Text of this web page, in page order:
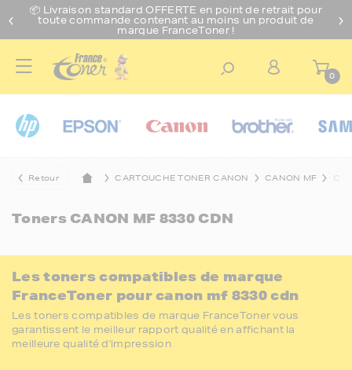
📦 Livraison standard OFFERTE en point de retrait pour
toute commande contenant au moins un produit de
marque FranceToner !
0
Retour CARTOUCHE TONER CANON CANON MF
Toners CANON MF 8330 CDN
Les toners compatibles de marque
FranceToner pour canon mf 8330 cdn
Les toners compatibles de marque FranceToner vous
garantissent le meilleur rapport qualité en affichant la
meilleure qualité d'impression